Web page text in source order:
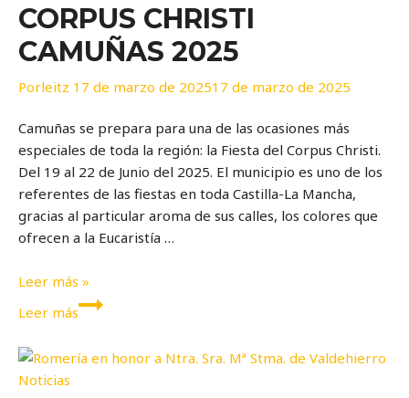
de
piscina
municipal
CORPUS CHRISTI
CAMUÑAS 2025
Porleitz 17 de marzo de 202517 de marzo de 2025
Camuñas se prepara para una de las ocasiones más
especiales de toda la región: la Fiesta del Corpus Christi.
Del 19 al 22 de Junio del 2025. El municipio es uno de los
referentes de las fiestas en toda Castilla-La Mancha,
gracias al particular aroma de sus calles, los colores que
ofrecen a la Eucaristía …
Corpus
2025
Leer más »
Leer más
Corpus
2025
Noticias